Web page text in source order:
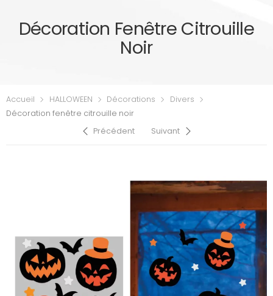
Décoration Fenêtre Citrouille
Noir
Accueil HALLOWEEN Décorations
Divers
Décoration fenêtre citrouille noir
Précédent
Suivant